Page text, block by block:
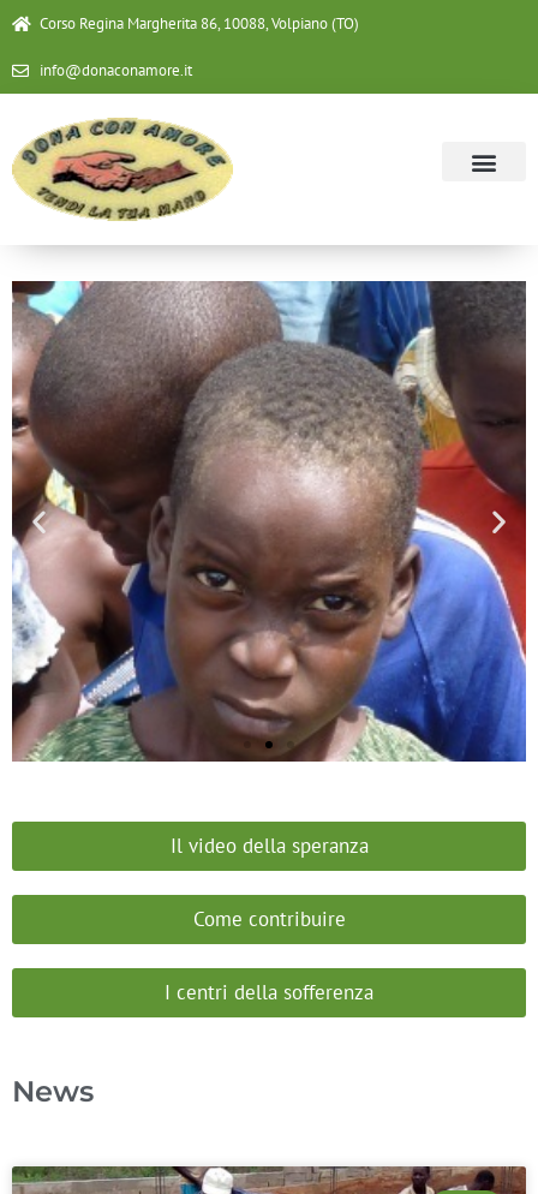
Corso Regina Margherita 86, 10088, Volpiano (TO)
info@donaconamore.it
Il video della speranza
Come contribuire
I centri della sofferenza
News